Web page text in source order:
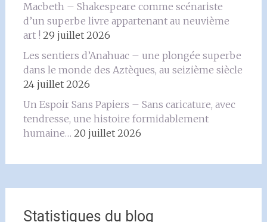
Macbeth – Shakespeare comme scénariste
d’un superbe livre appartenant au neuvième
art ! 29 juillet 2026
Les sentiers d’Anahuac – une plongée superbe
dans le monde des Aztèques, au seizième siècle
24 juillet 2026
Un Espoir Sans Papiers – Sans caricature, avec
tendresse, une histoire formidablement
humaine… 20 juillet 2026
Statistiques du blog